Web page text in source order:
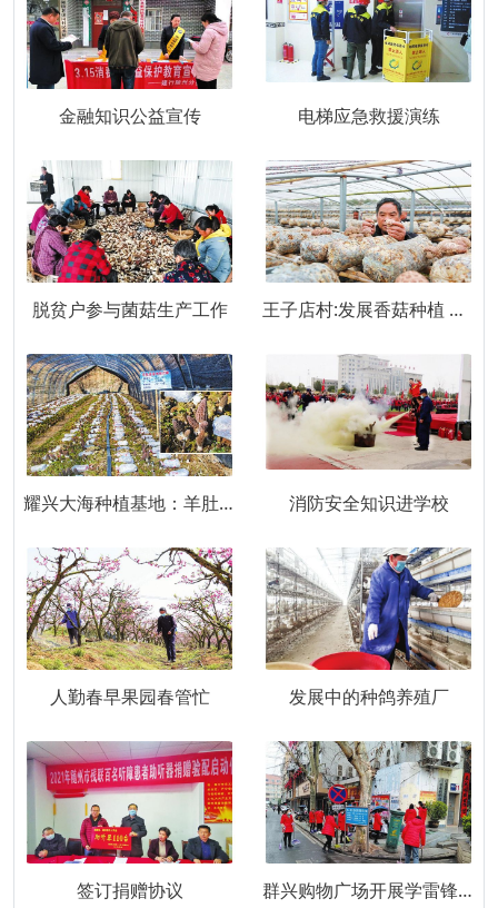
金融知识公益宣传 电梯应急救援演练
脱贫户参与菌菇生产工作 王子店村:发展香菇种植 增加经济收入
耀兴大海种植基地：羊肚菌喜获丰收 消防安全知识进学校
人勤春早果园春管忙 发展中的种鸽养殖厂
签订捐赠协议 群兴购物广场开展学雷锋志愿服务活动